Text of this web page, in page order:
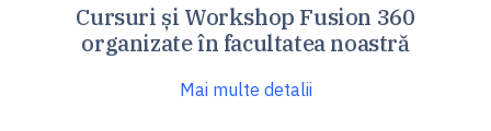
Cursuri și Workshop Fusion 360
organizate în facultatea noastră
Mai multe detalii